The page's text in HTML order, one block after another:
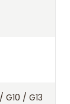
G10 / G13